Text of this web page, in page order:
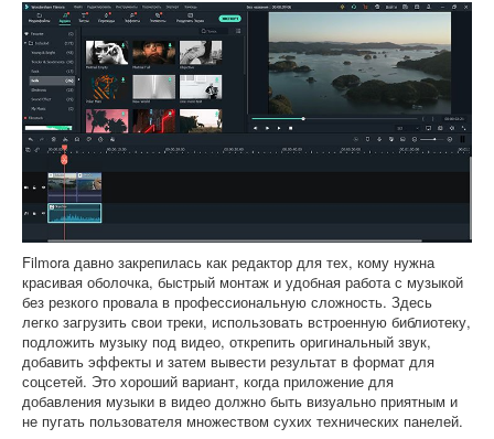
Filmora давно закрепилась как редактор для тех, кому нужна
красивая оболочка, быстрый монтаж и удобная работа с музыкой
без резкого провала в профессиональную сложность. Здесь
легко загрузить свои треки, использовать встроенную библиотеку,
подложить музыку под видео, открепить оригинальный звук,
добавить эффекты и затем вывести результат в формат для
соцсетей. Это хороший вариант, когда приложение для
добавления музыки в видео должно быть визуально приятным и
не пугать пользователя множеством сухих технических панелей.